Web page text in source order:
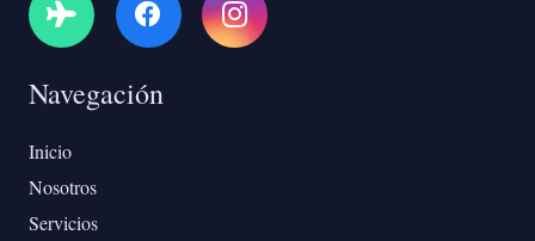
Navegación
Inicio
Nosotros
Servicios